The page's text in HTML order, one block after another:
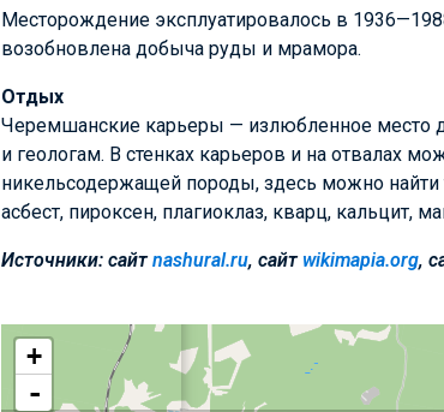
Месторождение эксплуатировалось в
возобновлена добыча руды и мрамора.
Отдых
Черемшанские карьеры — излюбленное место
и геологам. В стенках карьеров и на отвалах
никельсодержащей породы, здесь можно найти
асбест, пироксен, плагиоклаз, кварц, кальцит,
Источники: сайтnashural.ru, сайт wikimapia.org,
+
-